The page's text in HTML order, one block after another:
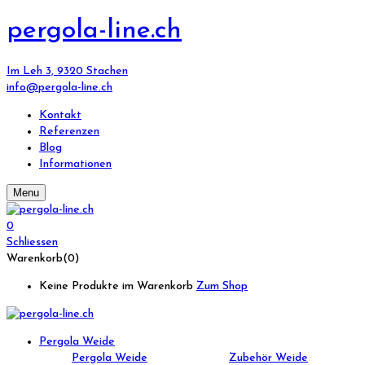
pergola-line.ch
Im Leh 3, 9320 Stachen
info@pergola-line.ch
Kontakt
Referenzen
Blog
Informationen
Menu
0
Schliessen
Warenkorb(0)
Keine Produkte im Warenkorb Zum Shop
Pergola Weide
Pergola Weide
Zubehör Weide